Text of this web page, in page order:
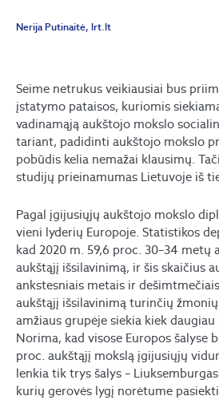
Nerija Putinaitė, lrt.lt
Seime netrukus veikiausiai bus
įstatymo pataisos, kuriomis
vadinamąją aukštojo mokslo
tariant, padidinti aukštojo mokslo
pobūdis kelia nemažai klausimų.
studijų prieinamumas Lietuvoje iš
Pagal įgijusiųjų aukštojo mokslo
vieni lyderių Europoje. Statistikos
kad 2020 m. 59,6 proc. 30–34
aukštąjį išsilavinimą, ir šis skaičius
ankstesniais metais ir
aukštąjį išsilavinimą turinčių
amžiaus grupėje siekia kiek
Norima, kad visose Europos šalyse
proc. aukštąjį mokslą įgijusiųjų
lenkia tik trys šalys –
kurių gerovės lygį norėtume